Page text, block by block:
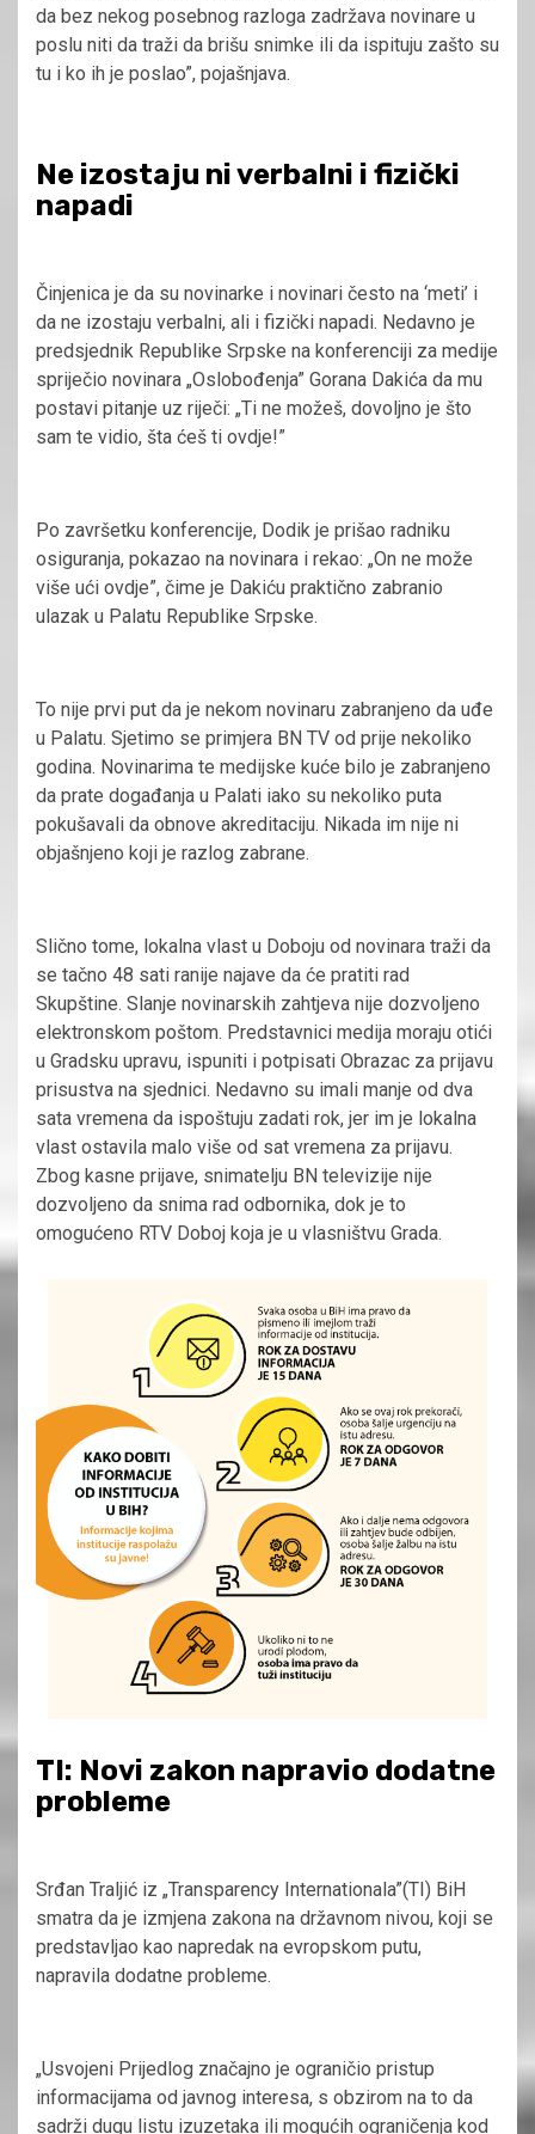
da bez nekog posebnog razloga zadržava novinare u
poslu niti da traži da brišu snimke ili da ispituju zašto su
tu i ko ih je poslao”, pojašnjava.
Ne izostaju ni verbalni i fizički
napadi
Činjenica je da su novinarke i novinari često na ‘meti’ i
da ne izostaju verbalni, ali i fizički napadi. Nedavno je
predsjednik Republike Srpske na konferenciji za medije
spriječio novinara „Oslobođenja” Gorana Dakića da mu
postavi pitanje uz riječi: „Ti ne možeš, dovoljno je što
sam te vidio, šta ćeš ti ovdje!”
Po završetku konferencije, Dodik je prišao radniku
osiguranja, pokazao na novinara i rekao: „On ne može
više ući ovdje”, čime je Dakiću praktično zabranio
ulazak u Palatu Republike Srpske.
To nije prvi put da je nekom novinaru zabranjeno da uđe
u Palatu. Sjetimo se primjera BN TV od prije nekoliko
godina. Novinarima te medijske kuće bilo je zabranjeno
da prate događanja u Palati iako su nekoliko puta
pokušavali da obnove akreditaciju. Nikada im nije ni
objašnjeno koji je razlog zabrane.
Slično tome, lokalna vlast u Doboju od novinara traži da
se tačno 48 sati ranije najave da će pratiti rad
Skupštine. Slanje novinarskih zahtjeva nije dozvoljeno
elektronskom poštom. Predstavnici medija moraju otići
u Gradsku upravu, ispuniti i potpisati Obrazac za prijavu
prisustva na sjednici. Nedavno su imali manje od dva
sata vremena da ispoštuju zadati rok, jer im je lokalna
vlast ostavila malo više od sat vremena za prijavu.
Zbog kasne prijave, snimatelju BN televizije nije
dozvoljeno da snima rad odbornika, dok je to
omogućeno RTV Doboj koja je u vlasništvu Grada.
TI: Novi zakon napravio dodatne
probleme
Srđan Traljić iz „Transparency Internationala”(TI) BiH
smatra da je izmjena zakona na državnom nivou, koji se
predstavljao kao napredak na evropskom putu,
napravila dodatne probleme.
„Usvojeni Prijedlog značajno je ograničio pristup
informacijama od javnog interesa, s obzirom na to da
sadrži dugu listu izuzetaka ili mogućih ograničenja kod